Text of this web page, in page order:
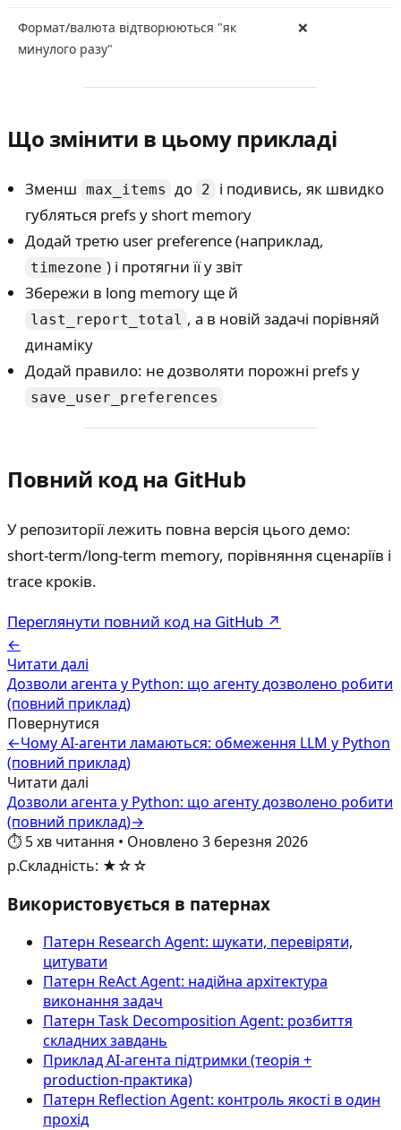
Формат/валюта відтворюються "як
минулого разу"
❌
Що змінити в цьому прикладі
Зменш max_items до 2
і подивись, як швидко
губляться prefs у short memory
Додай третю user preference (наприклад,
timezone ) і протягни її у звіт
Збережи в long memory ще й
last_report_total , а в новій задачі порівняй
динаміку
Додай правило: не дозволяти порожні prefs у
save_user_preferences
Повний код на GitHub
У репозиторії лежить повна версія цього демо:
short-term/long-term memory, порівняння сценаріїв і
trace кроків.
Переглянути повний код на GitHub ↗
←
Читати далі
Дозволи агента у Python: що агенту дозволено робити
(повний приклад)
Повернутися
←Чому AI-агенти ламаються: обмеження LLM у Python
(повний приклад)
Читати далі
Дозволи агента у Python: що агенту дозволено робити
(повний приклад)→
⏱️ 5хв читання • Оновлено 3 березня 2026
р.Складність: ★☆☆
Використовується в патернах
Патерн Research Agent: шукати, перевіряти,
цитувати
Патерн ReAct Agent: надійна архітектура
виконання задач
Патерн Task Decomposition Agent: розбиття
складних завдань
Приклад AI‑агента підтримки (теорія +
production-практика)
Патерн Reflection Agent: контроль якості в один
прохід